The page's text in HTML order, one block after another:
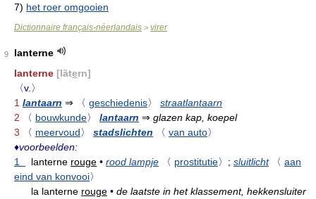
7) het roer omgooien
Dictionnaire français-néerlandais > virer
9
lanterne
lanterne [lãtern]
〈v.〉
1 lantaarn ⇒ 〈 geschiedenis〉
straatlantaarn
2
〈 bouwkunde〉 lantaarn ⇒ glazen kap, koepel
3
〈 meervoud〉 stadslichten 〈 van auto〉
♦voorbeelden:
1
lanterne rouge • rood lampje 〈 prostitutie〉 ; sluitlicht 〈 aan
eind van konvooi〉
la lanterne rouge • de laatste in het klassement, hekkensluiter